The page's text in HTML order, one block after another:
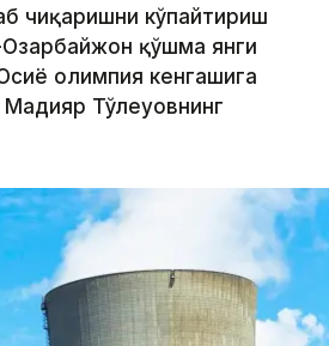
чиқаришни кўпайтириш
Озарбайжон қўшма янги
олимпия кенгашига
Мадияр Тўлеуовнинг